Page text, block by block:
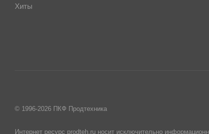
Хиты
© 1996-2026 ПКФ Продтехника
Интернет ресурс prodteh.ru носит исключительно